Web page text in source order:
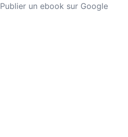
Publier un ebook sur Google